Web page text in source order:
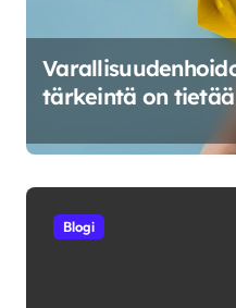
tärkeintä on
riskeerata ja
Blogi